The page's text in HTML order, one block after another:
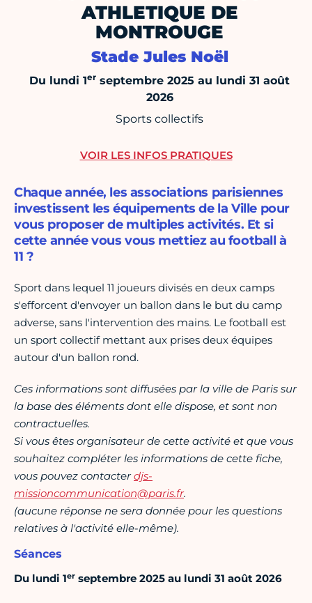
ATHLETIQUE DE
MONTROUGE
Stade Jules Noël
Du lundi 1er septembre 2025 au lundi 31 août
2026
Sports collectifs
Chaque année, les associations parisiennes
investissent les équipements de la Ville pour
vous proposer de multiples activités. Et si
cette année vous vous mettiez au football à
11 ?
Sport dans lequel 11 joueurs divisés en deux camps
s'efforcent d'envoyer un ballon dans le but du camp
adverse, sans l'intervention des mains. Le football est
un sport collectif mettant aux prises deux équipes
autour d'un ballon rond.
Ces informations sont diffusées par la ville de Paris sur
la base des éléments dont elle dispose, et sont non
contractuelles.
Si vous êtes organisateur de cette activité et que vous
souhaitez compléter les informations de cette fiche,
vous pouvez contacterdjs-
missioncommunication@paris.fr.
(aucune réponse ne sera donnée pour les questions
relatives à l'activité elle-même).
Séances
Du lundi 1er septembre 2025 au lundi 31 août 2026
VOIR LES INFOS PRATIQUES